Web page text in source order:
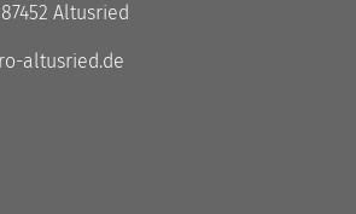
Altusried
altusried.de